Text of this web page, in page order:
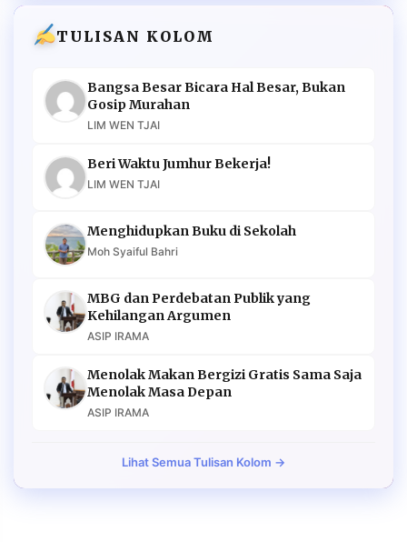
TULISAN KOLOM
Bangsa Besar Bicara Hal Besar, Bukan
Gosip Murahan
LIM WEN TJAI
Beri Waktu Jumhur Bekerja!
LIM WEN TJAI
Menghidupkan Buku di Sekolah
Moh Syaiful Bahri
MBG dan Perdebatan Publik yang
Kehilangan Argumen
ASIP IRAMA
Menolak Makan Bergizi Gratis Sama Saja
Menolak Masa Depan
ASIP IRAMA
Lihat Semua Tulisan Kolom →